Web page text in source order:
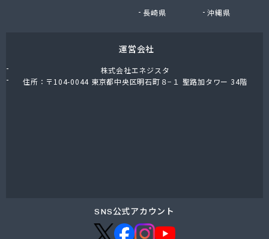
野中石油プロパン有限会社
有限会社おざわ商会
有限会社オヤマガス
有限会社永野燃料
有限会社益城屋商店
長崎県
沖縄県
運営会社
株式会社エネジスタ
住所：〒104-0044 東京都中央区明石町８−１ 聖路加タワー 34階
SNS公式アカウント